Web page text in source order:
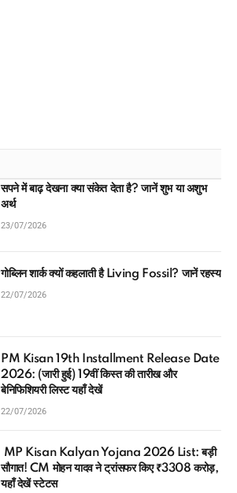
सपने में बाढ़ देखना क्या संकेत देता है? जानें शुभ या अशुभ
अर्थ
गोब्लिन शार्क क्यों कहलाती है Living Fossil? जानें रहस्य
PM Kisan 19th Installment Release Date
2026: (जारी हुई) 19वीं किस्त की तारीख और
बेनिफिशियरी लिस्ट यहाँ देखें
MP Kisan Kalyan Yojana 2026 List: बड़ी
सौगात! CM मोहन यादव ने ट्रांसफर किए ₹3308 करोड़,
यहाँ देखें स्टेटस